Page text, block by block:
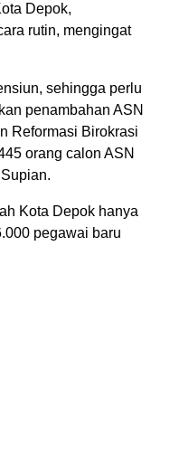
Depok,
rutin, mengingat
sehingga perlu
penambahan ASN
Reformasi Birokrasi
orang calon ASN
Kota Depok hanya
pegawai baru